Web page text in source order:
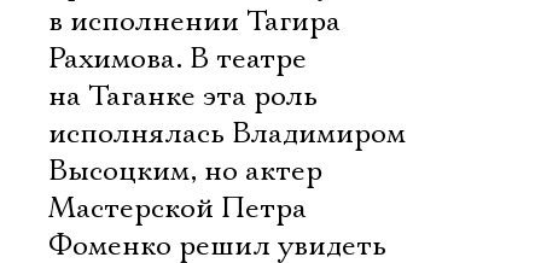
в исполнении Тагира
Рахимова. В театре
на Таганке эта роль
исполнялась Владимиром
Высоцким, но актер
Мастерской Петра
Фоменко решил увидеть